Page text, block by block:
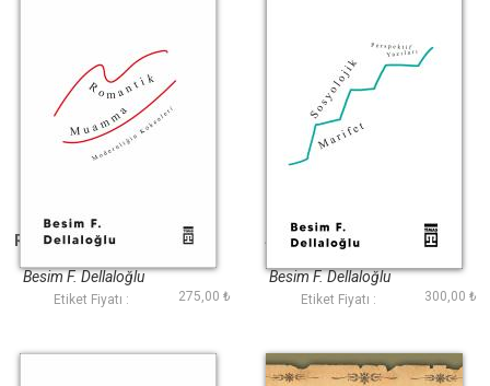
Romantik Muamma
Besim F. Dellaloğlu
Etiket Fiyatı : 275,00 ₺
Sosyolojik Marifet
Besim F. Dellaloğlu
Etiket Fiyatı : 300,00 ₺